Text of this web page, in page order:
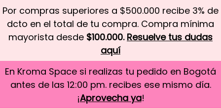
Por compras superiores a $500.000 recibe 3% de
dcto en el total de tu compra. Compra mínima
mayorista desde $100.000. Resuelve tus dudas
aquí
En Kroma Space si realizas tu pedido en Bogotá
antes de las 12:00 pm. recibes ese mismo día.
¡Aprovecha ya!